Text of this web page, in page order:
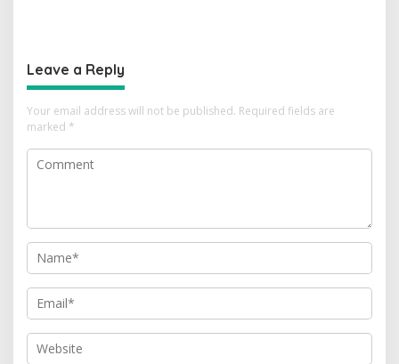
Leave a Reply
Your email address will not be published. Required fields are
marked *